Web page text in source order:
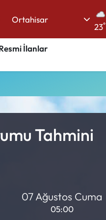
Ortahisar
23°
İlanlar
Tahmini
07 Ağustos Cuma
05:00